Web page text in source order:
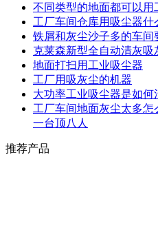
不同类型的地面都可以
工厂车间仓库用吸尘器什
铁屑和灰尘沙子多的车间
克莱森新型全自动清灰吸
地面打扫用工业吸尘器
工厂用吸灰尘的机器
大功率工业吸尘器是如何
工厂车间地面灰尘太多
一台顶八人
推荐产品